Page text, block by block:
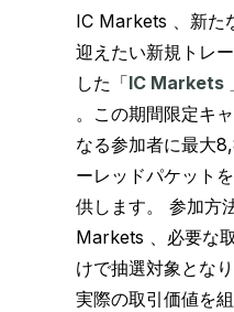
IC Markets 、新た
迎えたい新規トレ
した「IC Markets
。この期間限定キ
なる参加者に最大
ーレッドパケット
供します。 参加方
Markets 、必要な
けで抽選対象とな
実際の取引価値を